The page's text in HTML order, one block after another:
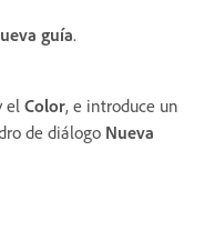
guía.
el Color, e introduce un
de diálogo Nueva